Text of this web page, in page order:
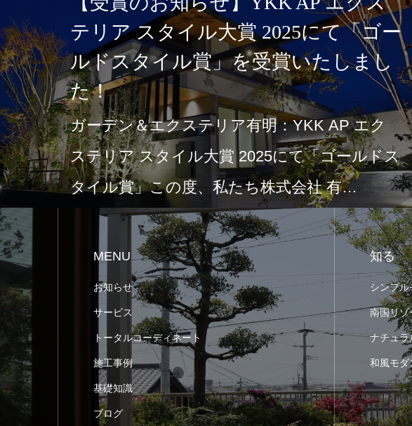
テリア スタイル大賞 2025にて「ゴー
ルドスタイル賞」を受賞いたしまし
た！
ガーデン＆エクステリア有明：YKK AP エク
ステリア スタイル大賞 2025にて「ゴールドス
タイル賞」この度、私たち株式会社 有…
MENU
お知らせ
サービス
トータルコーディネート
施工事例
基礎知識
ブログ
知る
シンプル
南国リゾ
ナチュラ
和風モダ